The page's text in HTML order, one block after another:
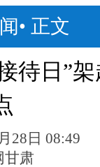
• 正文
待日”
28日 08:49
甘肃